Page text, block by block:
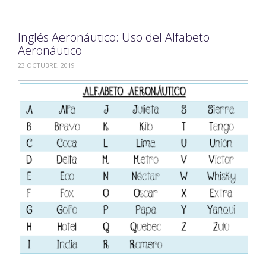
Inglés Aeronáutico: Uso del Alfabeto
Aeronáutico
23 OCTUBRE, 2019